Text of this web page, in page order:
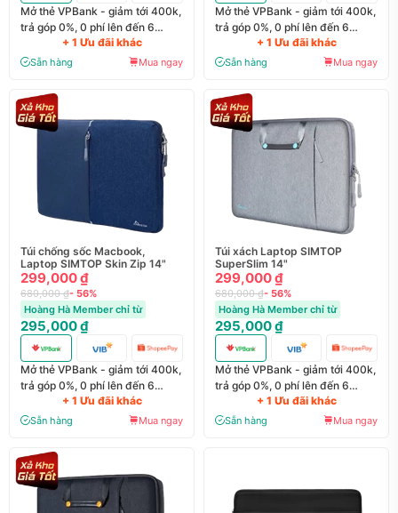
Mở thẻ VPBank - giảm tới 400k,
trả góp 0%, 0 phí lên đến 6
+ 1 Ưu đãi khác
Sẵn hàng Mua ngay
Mở thẻ VPBank - giảm tới 400k,
trả góp 0%, 0 phí lên đến 6
+ 1 Ưu đãi khác
Sẵn hàng Mua ngay
Túi chống sốc Macbook,
Laptop SIMTOP Skin Zip 14"
299,000 ₫
680,000 ₫- 56%
Hoàng Hà Member chỉ từ
295,000 ₫
Mở thẻ VPBank - giảm tới 400k,
trả góp 0%, 0 phí lên đến 6
+ 1 Ưu đãi khác
Sẵn hàng Mua ngay
Túi xách Laptop SIMTOP
SuperSlim 14"
299,000 ₫
680,000 ₫- 56%
Hoàng Hà Member chỉ từ
295,000 ₫
Mở thẻ VPBank - giảm tới 400k,
trả góp 0%, 0 phí lên đến 6
+ 1 Ưu đãi khác
Sẵn hàng Mua ngay